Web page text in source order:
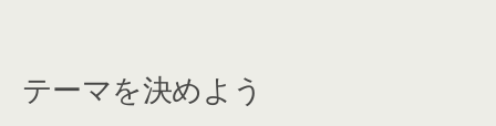
テーマを決めよう